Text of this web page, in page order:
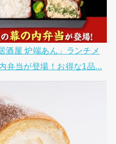
酒屋 炉端あん」ランチメ
弁当が登場！お得な1品...